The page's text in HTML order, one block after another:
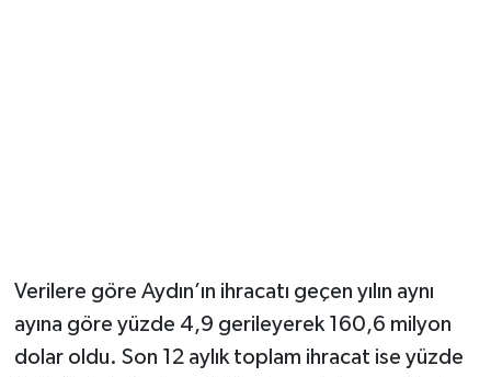
Verilere göre Aydın’ın ihracatı geçen yılın aynı
ayına göre yüzde 4,9 gerileyerek 160,6 milyon
dolar oldu. Son 12 aylık toplam ihracat ise yüzde